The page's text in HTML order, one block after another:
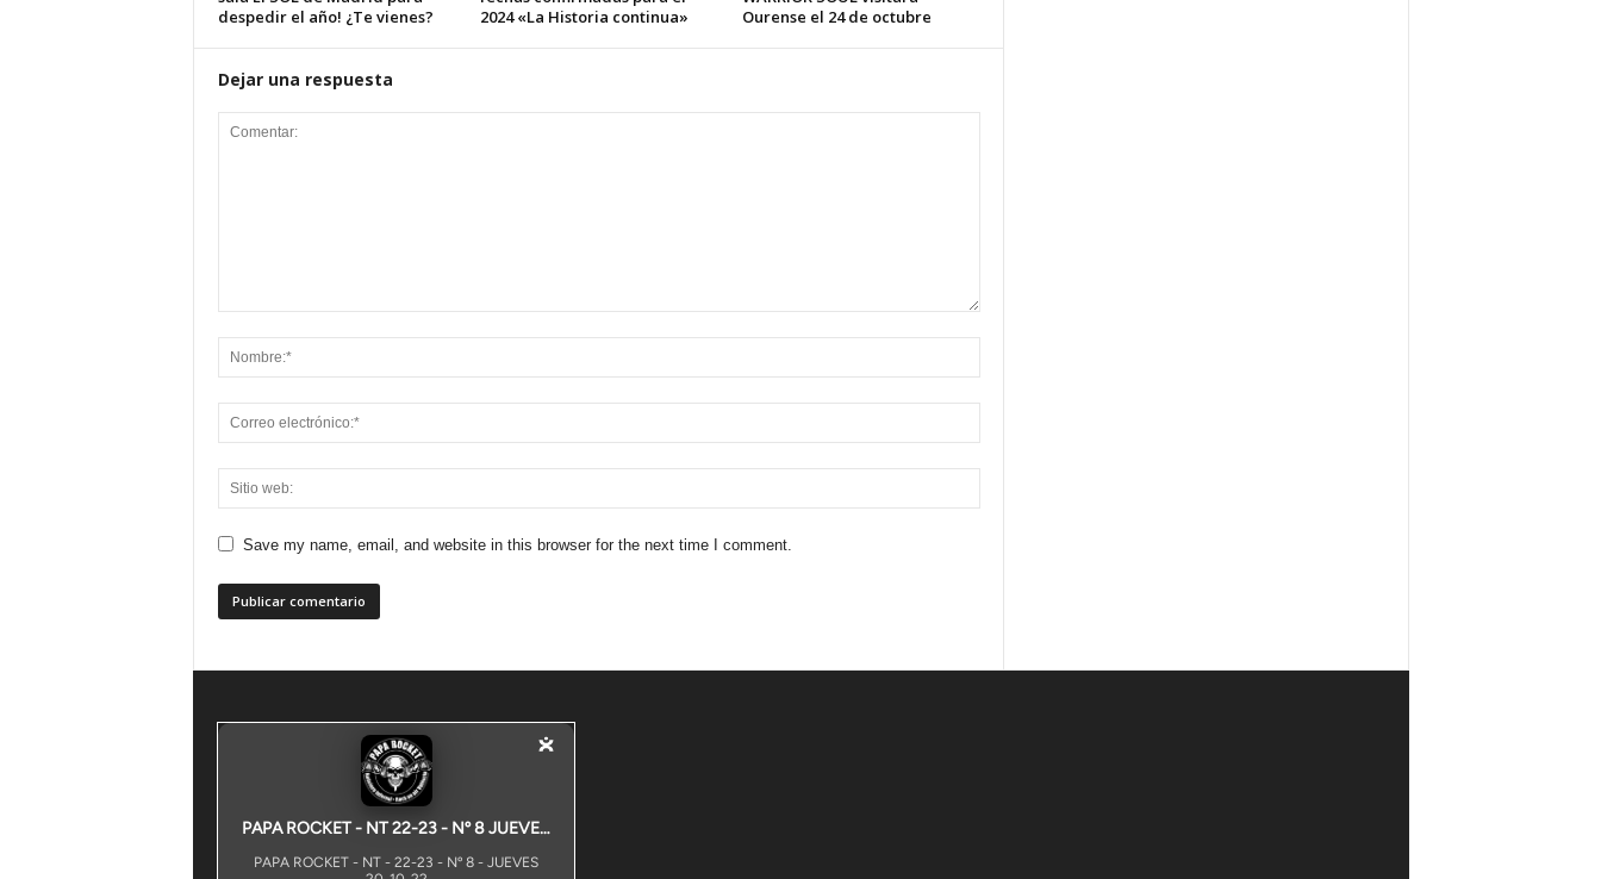
despedir el año! ¿Te vienes?
2024 «La Historia continua»
Ourense el 24 de octubre
Dejar una respuesta
Save my name, email, and website in this browser for the next time I comment.